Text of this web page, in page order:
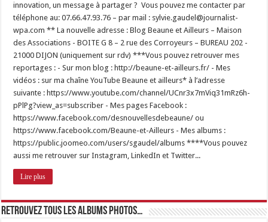
innovation, un message à partager ? Vous pouvez me contacter par
téléphone au: 07.66.47.93.76 – par mail : sylvie.gaudel@journalist-
wpa.com ** La nouvelle adresse : Blog Beaune et Ailleurs – Maison
des Associations - BOITE G 8 – 2 rue des Corroyeurs – BUREAU 202 -
21000 DIJON (uniquement sur rdv) ***Vous pouvez retrouver mes
reportages : - Sur mon blog : http://beaune-et-ailleurs.fr/ - Mes
vidéos : sur ma chaîne YouTube Beaune et ailleurs* à l’adresse
suivante : https://www.youtube.com/channel/UCnr3x7mViq31mRz6h-
pPlPg?view_as=subscriber - Mes pages Facebook :
https://www.facebook.com/desnouvellesdebeaune/ ou
https://www.facebook.com/Beaune-et-Ailleurs - Mes albums :
https://public.joomeo.com/users/sgaudel/albums ****Vous pouvez
aussi me retrouver sur Instagram, LinkedIn et Twitter...
Lire plus
Retrouvez tous les albums photos…